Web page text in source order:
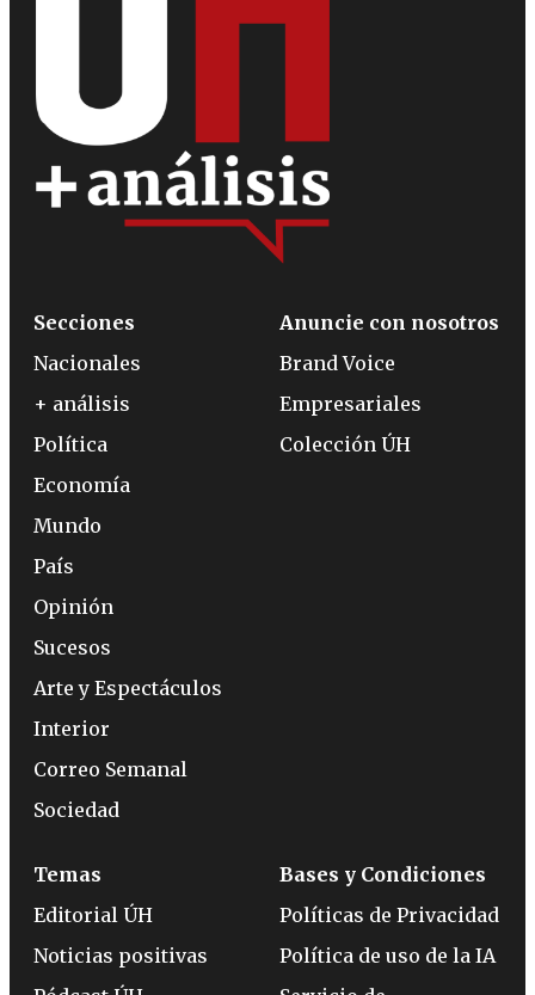
Secciones
Nacionales
+ análisis
Política
Economía
Mundo
País
Opinión
Sucesos
Arte y Espectáculos
Interior
Correo Semanal
Sociedad
Anuncie con nosotros
Brand Voice
Empresariales
Colección ÚH
Temas
Editorial ÚH
Noticias positivas
Bases y Condiciones
Políticas de Privacidad
Política de uso de la IA